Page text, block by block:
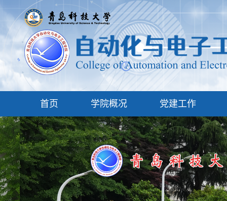
首页 学院概况 党建工作